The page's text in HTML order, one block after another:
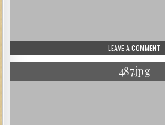
LEAVE A COMMENT
487.jpg